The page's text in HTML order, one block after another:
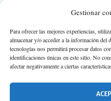
Gestionar
Para ofrecer las mejores experiencias,
almacenar y/o acceder a la información
tecnologías nos permitirá procesar datos
identificaciones únicas en este sitio. No
afectar negativamente a ciertas
Aviso legal
Política de cookies
Protección de datos
Suscripción a